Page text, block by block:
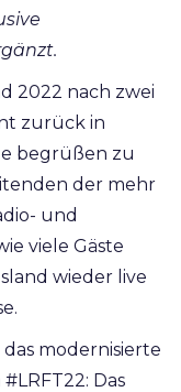
2022 nach zwei
zurück in
begrüßen zu
der mehr
und
viele Gäste
wieder live
modernisierte
Das